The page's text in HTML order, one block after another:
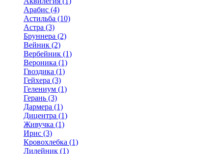
Арабис (4)
Астильба (10)
Астра (3)
Бруннера (2)
Вейник (2)
Вербейник (1)
Вероника (1)
Гвоздика (1)
Гейхера (3)
Гелениум (1)
Герань (3)
Дармера (1)
Дицентра (1)
Живучка (1)
Ирис (3)
Кровохлебка (1)
Лилейник (1)